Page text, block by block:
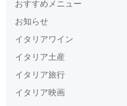
おすすめメニュー
お知らせ
イタリアワイン
イタリア土産
イタリア旅行
イタリア映画